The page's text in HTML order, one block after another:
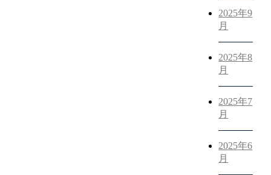
都心エリアでの不動産売買の
2025年9
月
2025年8
月
2025年7
月
2025年6
月